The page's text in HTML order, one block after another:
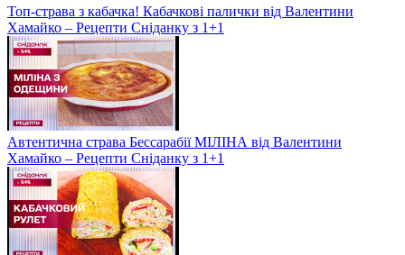
Топ-страва з кабачка! Кабачкові палички від Валентини
Хамайко – Рецепти Сніданку з 1+1
Автентична страва Бессарабії МІЛІНА від Валентини
Хамайко – Рецепти Сніданку з 1+1